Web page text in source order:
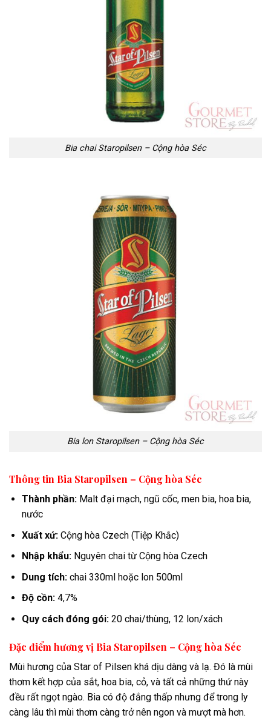
Bia chai Staropilsen – Cộng hòa Séc
Bia lon Staropilsen – Cộng hòa Séc
Thông tin Bia Staropilsen – Cộng hòa Séc
Thành phần:Malt đại mạch, ngũ cốc, men bia, hoa bia,
nước
Xuất xứ:Cộng hòa Czech (Tiệp Khắc)
Nhập khẩu:Nguyên chai từ Cộng hòa Czech
Dung tích:chai 330ml hoặc lon 500ml
Độ cồn:4,7%
Quy cách đóng gói:20 chai/thùng, 12 lon/xách
Đặc điểm hương vị Bia Staropilsen – Cộng hòa Séc
Mùi hương của Star of Pilsen khá dịu dàng và lạ. Đó là mùi
thơm kết hợp của sắt, hoa bia, cỏ, và tất cả những thứ này
đều rất ngọt ngào. Bia có độ đắng thấp nhưng để trong ly
càng lâu thì mùi thơm càng trở nên ngon và mượt mà hơn.